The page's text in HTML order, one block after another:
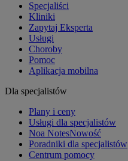
Specjaliści
Kliniki
Zapytaj Eksperta
Usługi
Choroby
Pomoc
Aplikacja mobilna
Dla specjalistów
Plany i ceny
Usługi dla specjalistów
Noa NotesNowość
Poradniki dla specjalistów
Centrum pomocy